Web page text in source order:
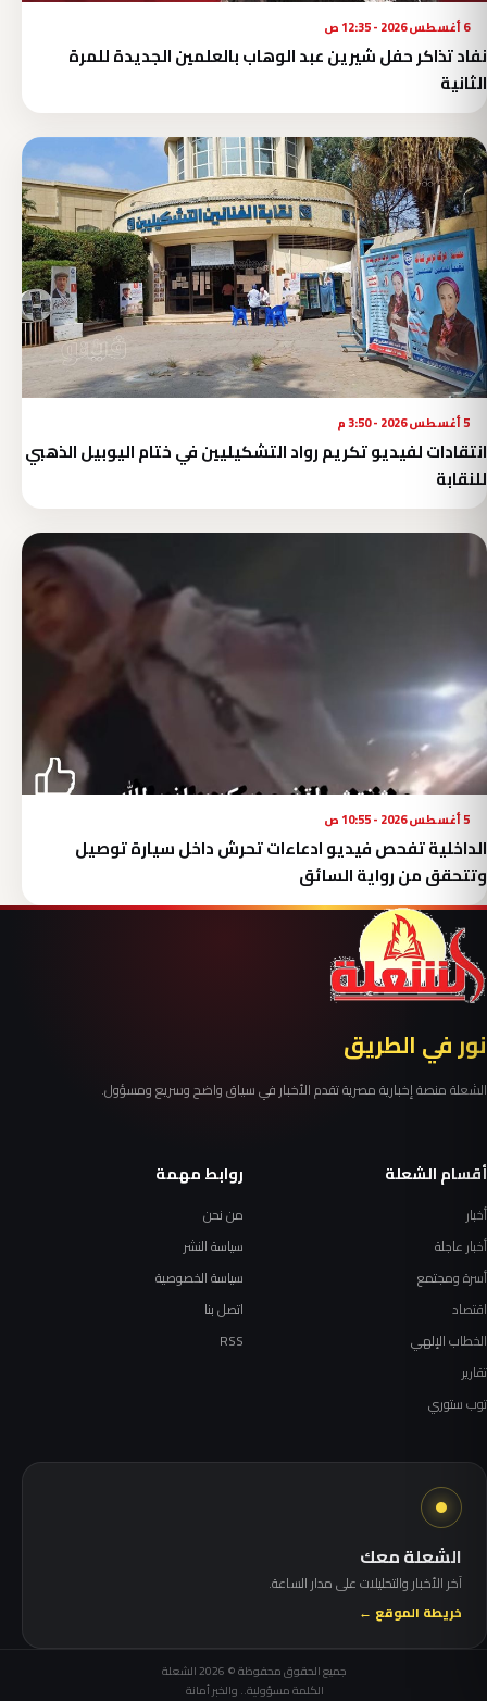
6 أغسطس 2026 - 12:35 ص
نفاد تذاكر حفل شيرين عبد الوهاب بالعلمين الجديدة للمرة
الثانية
5 أغسطس 2026 - 3:50 م
انتقادات لفيديو تكريم رواد التشكيليين في ختام اليوبيل الذهبي
للنقابة
5 أغسطس 2026 - 10:55 ص
الداخلية تفحص فيديو ادعاءات تحرش داخل سيارة توصيل
وتتحقق من رواية السائق
نور في الطريق
الشعلة منصة إخبارية مصرية تقدم الأخبار في سياق واضح وسريع ومسؤول.
أقسام الشعلة
أخبار
أخبار عاجلة
أسرة ومجتمع
اقتصاد
الخطاب الإلهي
تقارير
توب ستوري
روابط مهمة
من نحن
سياسة النشر
سياسة الخصوصية
اتصل بنا
RSS
الشعلة معك
آخر الأخبار والتحليلات على مدار الساعة.
خريطة الموقع ←
جميع الحقوق محفوظة © 2026 الشعلة
الكلمة مسؤولية.. والخبر أمانة